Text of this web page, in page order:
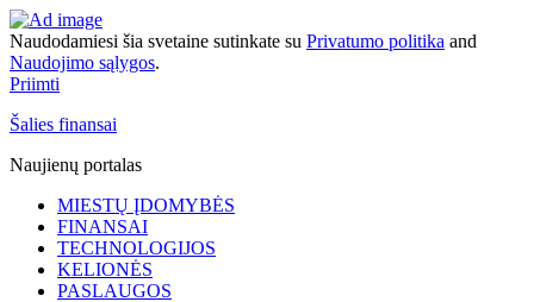
Naudodamiesi šia svetaine sutinkate su Privatumo politika and
Naudojimo sąlygos.
Priimti
Šalies finansai
Naujienų portalas
MIESTŲ ĮDOMYBĖS
FINANSAI
TECHNOLOGIJOS
KELIONĖS
PASLAUGOS